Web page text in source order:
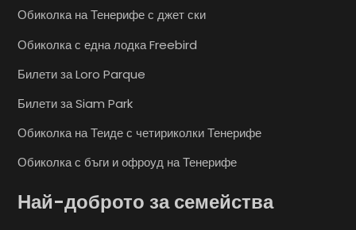
Обиколка на Тенерифе с джет ски
Обиколка с една лодка Freebird
Билети за Loro Parque
Билети за Siam Park
Обиколка на Теиде с четириколки Тенерифе
Обиколка с бъги и офроуд на Тенерифе
Най-доброто за семейства